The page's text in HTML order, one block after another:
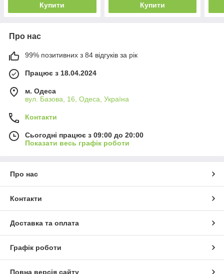
Купити Купити
Про нас
99% позитивних з 84 відгуків за рік
Працює з 18.04.2024
м. Одеса
вул. Базова, 16, Одеса, Україна
Контакти
Сьогодні працює з 09:00 до 20:00
Показати весь графік роботи
Про нас
Контакти
Доставка та оплата
Графік роботи
Повна версія сайту